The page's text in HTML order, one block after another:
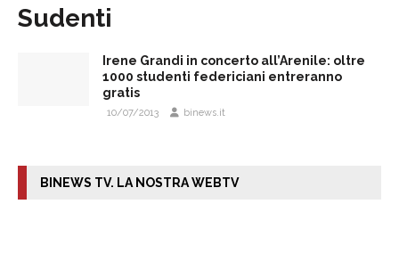
Sudenti
Irene Grandi in concerto all’Arenile: oltre
1000 studenti federiciani entreranno
gratis
10/07/2013 binews.it
BINEWS TV. LA NOSTRA WEBTV